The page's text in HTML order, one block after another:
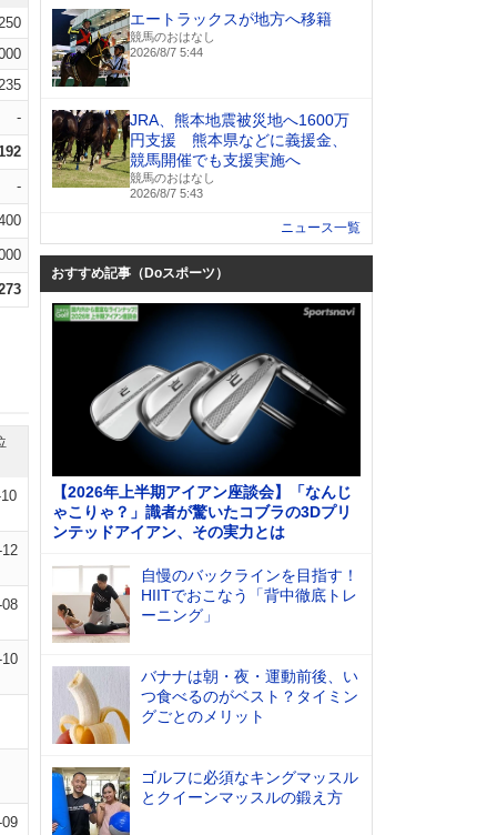
-
-
エートラックスが地方へ移籍
競馬のおはなし
2026/8/7 5:44
JRA、熊本地震被災地へ1600万
円支援 熊本県などに義援金、
競馬開催でも支援実施へ
競馬のおはなし
2026/8/7 5:43
ニュース一覧
おすすめ記事（Doスポーツ）
【2026年上半期アイアン座談会】「なんじ
ゃこりゃ？」識者が驚いたコブラの3Dプリ
ンテッドアイアン、その実力とは
自慢のバックラインを目指す！
HIITでおこなう「背中徹底トレ
ーニング」
バナナは朝・夜・運動前後、い
つ食べるのがベスト？タイミン
グごとのメリット
ゴルフに必須なキングマッスル
とクイーンマッスルの鍛え方